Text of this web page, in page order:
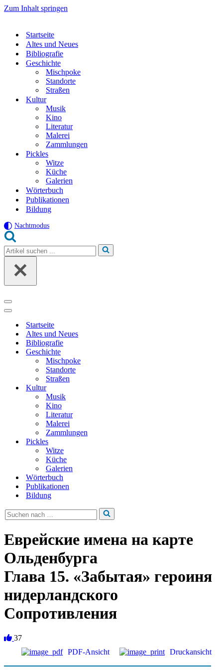
Zum Inhalt springen
Startseite
Altes und Neues
Bibliografie
Geschichte
Mischpoke
Standorte
Straßen
Kultur
Musik
Kino
Literatur
Malerei
Zammlungen
Pickles
Witze
Küche
Galerien
Wörterbuch
Publikationen
Bildung
Nachtmodus
Suchen
nach …
Navigationsmenü
Navigationsmenü
Startseite
Altes und Neues
Bibliografie
Geschichte
Mischpoke
Standorte
Straßen
Kultur
Musik
Kino
Literatur
Malerei
Zammlungen
Pickles
Witze
Küche
Galerien
Wörterbuch
Publikationen
Bildung
Suchen
nach …
Еврейские имена на карте
Ольденбурга
Глава 15. «Забытая» героиня
нидерландского
Сопротивления
37
PDF-Ansicht
Druckansicht